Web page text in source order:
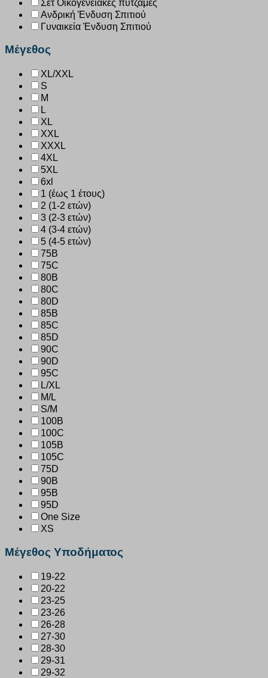
Σετ Οικογενειακές πυτζάμες
Ανδρική Ένδυση Σπιτιού
Γυναικεία Ένδυση Σπιτιού
Μέγεθος
XL/XXL
S
M
L
XL
XXL
XXXL
4XL
5XL
6xl
1 (έως 1 έτους)
2 (1-2 ετών)
3 (2-3 ετών)
4 (3-4 ετών)
5 (4-5 ετών)
75B
75C
80B
80C
80D
85B
85C
85D
90C
90D
95C
L/XL
M/L
S/M
100B
100C
105B
105C
75D
90B
95B
95D
One Size
XS
Μέγεθος Υποδήματος
19-22
20-22
23-25
23-26
26-28
27-30
28-30
29-31
29-32